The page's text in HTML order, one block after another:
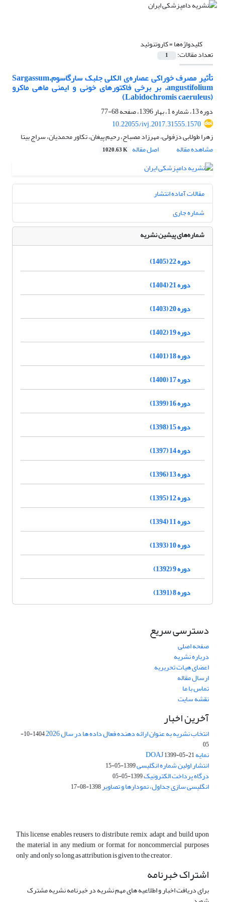
کلیدواژه‌ها =کاروتنوئید
تعداد مقالات: 1
تأثیر مصرف خوراکی عصاره‌ی الکلی جلبک سارگاسوم،Sargassum
angustifolium، بر برخی فاکتورهای خونی و ایمنی ماهی ماکرو
(Labidochromis caeruleus)
دوره 13، شماره 1، بهار 1396، صفحه
68-77
10.22055/ivj.2017.31555.1570
زهرا طولابی دزفولی، مهرزاد مصباح، رحیم پیغان، تکاور محمدیان، سراج بیتا
مشاهده مقاله
اصل مقاله 1020.63 K
مقالات آماده انتشار
شماره جاری
شماره‌های پیشین نشریه
دوره 22 (1405)
دوره 21 (1404)
دوره 20 (1403)
دوره 19 (1402)
دوره 18 (1401)
دوره 17 (1400)
دوره 16 (1399)
دوره 15 (1398)
دوره 14 (1397)
دوره 13 (1396)
دوره 12 (1395)
دوره 11 (1394)
دوره 10 (1393)
دوره 9 (1392)
دوره 8 (1391)
دسترسی سریع
صفحه اصلی
درباره نشریه
اعضای هیات تحریریه
ارسال مقاله
تماس با ما
نقشه سایت
آخرین اخبار
انتخاب نشریه به عنوان ارائه دهنده فعال داده ها در سال 2026
1404-10-
05
نمایه DOAJ1399-05-21
انتشار اولین شماره انگلیسی1399-05-15
درگاه پرداخت الکترونیک1399-05-05
انگلیسی سازی جداول، نمودارها و تصاویر1398-08-17
This license enables reusers to distribute, remix, adapt, and build upon
the material in any medium or format for noncommercial purposes
only, and only so long as attribution is given to the creator.
اشتراک خبرنامه
برای دریافت اخبار و اطلاعیه های مهم نشریه در خبرنامه نشریه مشترک